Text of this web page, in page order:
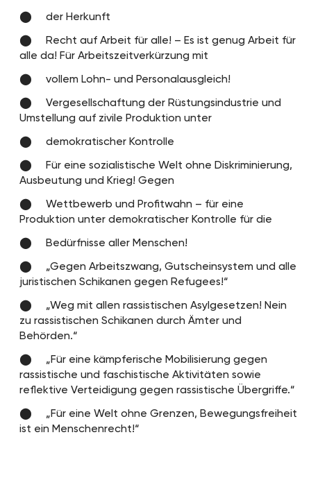
der Herkunft
Recht auf Arbeit für alle! – Es ist genug Arbeit für
alle da! Für Arbeitszeitverkürzung mit
vollem Lohn- und Personalausgleich!
Vergesellschaftung der Rüstungsindustrie und
Umstellung auf zivile Produktion unter
demokratischer Kontrolle
Für eine sozialistische Welt ohne Diskriminierung,
Ausbeutung und Krieg! Gegen
Wettbewerb und Profitwahn – für eine
Produktion unter demokratischer Kontrolle für die
Bedürfnisse aller Menschen!
„Gegen Arbeitszwang, Gutscheinsystem und alle
juristischen Schikanen gegen Refugees!“
„Weg mit allen rassistischen Asylgesetzen! Nein
zu rassistischen Schikanen durch Ämter und
Behörden.“
„Für eine kämpferische Mobilisierung gegen
rassistische und faschistische Aktivitäten sowie
reflektive Verteidigung gegen rassistische Übergriffe.“
„Für eine Welt ohne Grenzen, Bewegungsfreiheit
ist ein Menschenrecht!“